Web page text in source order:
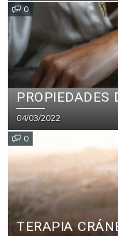
0
04/03/2022
0
TERAPIA